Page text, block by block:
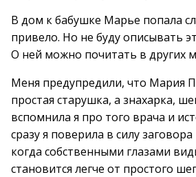
В дом к бабушке Марье попала
привело. Но не буду описывать
О ней можно почитать в других
Меня предупредили, что Мария
простая старушка, а знахарка,
вспомнила я про того врача и
сразу я поверила в силу
когда собственными глазами
становится легче от простого